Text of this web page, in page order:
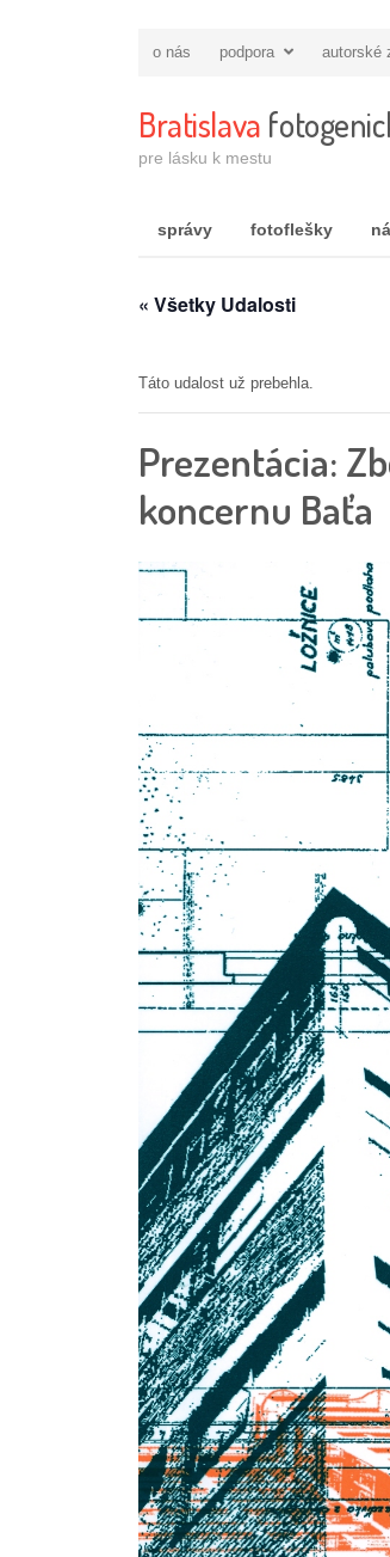
o nás podpora autorské
Bratislava
pre lásku k mestu
správy fotoflešky
« Všetky Udalosti
Táto udalost už prebehla.
Prezentácia:
koncernu Baťa